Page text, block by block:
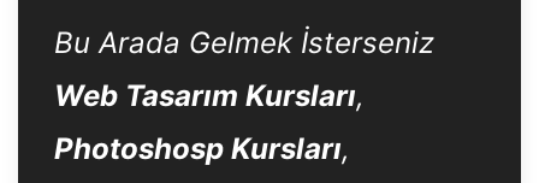
Bu Arada Gelmek İsterseniz
Web Tasarım Kursları,
Photoshosp Kursları,